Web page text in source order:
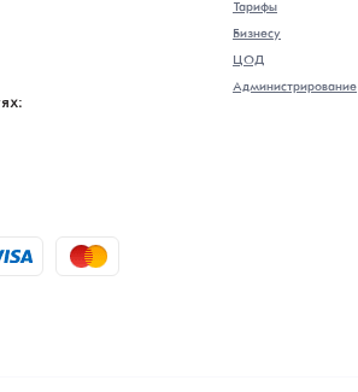
Тарифы
Бизнесу
ЦОД
Администрирование